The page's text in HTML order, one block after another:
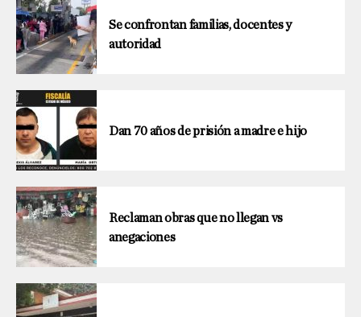
Se confrontan familias, docentes y
autoridad
Dan 70 años de prisión a madre e hijo
Reclaman obras que no llegan vs
anegaciones